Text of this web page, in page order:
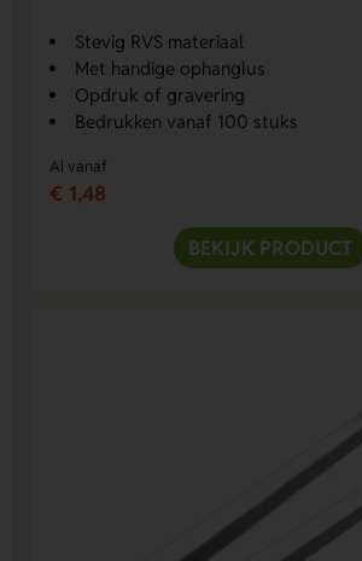
Stevig RVS materiaal
Met handige ophanglus
Opdruk of gravering
Bedrukken vanaf 100 stuks
Al vanaf
€ 1,48
BEKIJK PRODUCT